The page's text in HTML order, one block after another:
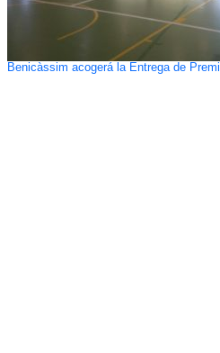
Benicàssim acogerá la Entrega de